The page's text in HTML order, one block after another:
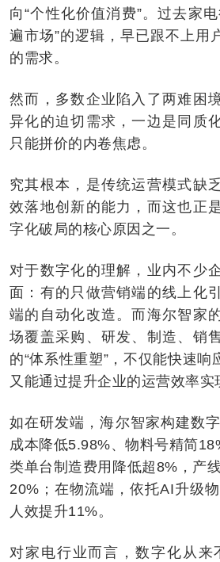
向“个性化价值消费”。过去家
遍市场”的逻辑，早已跟不上用
的需求。
然而，多数企业陷入了两难困
异化的迫切需求，一边是同质
只能拼价的内卷焦虑。
究其根本，是传统运营模式缺
效落地创新的能力，而这也正
字化破局的核心原因之一。
对于数字化的理解，业内不少
面：有的只做营销端的线上化
端的自动化改造。而海尔智家
场覆盖采购、研发、制造、销
的“体系性重塑”，不仅能快速响
又能通过提升企业的运营效率实
如在研发端，海尔智家构建数
成本降低5.98%、物料号精简
类单台制造费用降低超8%，产
20%；在物流端，依托AI升级
人效提升11%。
对家电行业而言，数字化从来